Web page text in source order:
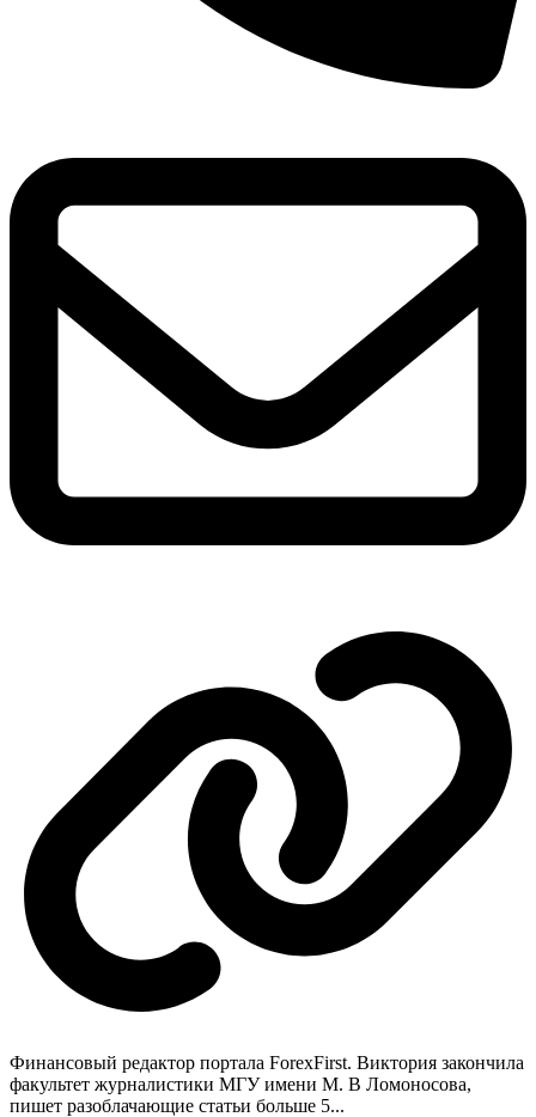
Финансовый редактор портала ForexFirst. Виктория закончила
факультет журналистики МГУ имени М. В Ломоносова,
пишет разоблачающие статьи больше 5...